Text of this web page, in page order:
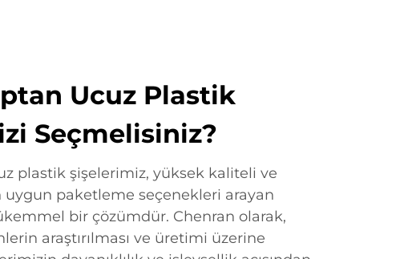
Ucuz Plastik
Seçmelisiniz?
plastik şişelerimiz, yüksek kaliteli ve
uygun paketleme seçenekleri arayan
bir çözümdür. Chenran olarak,
araştırılması ve üretimi üzerine